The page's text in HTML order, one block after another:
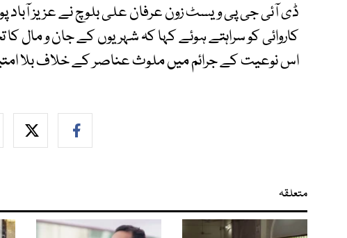
ڈی آئی جی پی ویسٹ زون عرفان علی بلوچ نے عزیز آباد
کاروائی کو سراہتے ہوئے کہا کہ شہریوں کے جان و مال کا
اس نوعیت کے جرائم میں ملوث عناصر کے خلاف بلا
متعلقہ